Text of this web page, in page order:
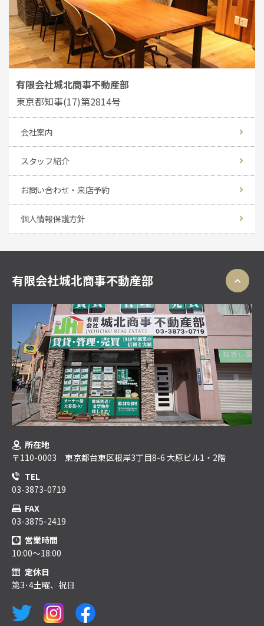
有限会社城北商事不動産部
東京都知事(17)第2814号
会社案内
スタッフ紹介
お問い合わせ・来店予約
個人情報保護方針
有限会社城北商事不動産部
所在地
〒110-0003 東京都台東区根岸3丁目8-6 大原ビル1・2階
TEL
03-3873-0719
FAX
03-3875-2419
営業時間
10:00～18:00
定休日
第3･4土曜、祝日